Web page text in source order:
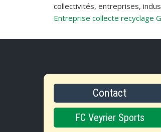
collectivités, entreprises,
Entreprise collecte recyclage
Contact
FC Veyrier Sports